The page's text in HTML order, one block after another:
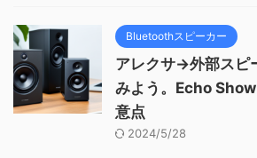
Bluetoothスピーカー
アレクサ→外部スピ
みよう。Echo
意点
2024/5/28